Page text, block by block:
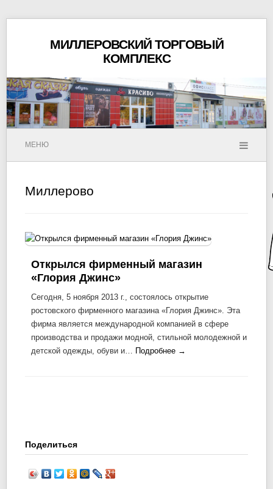
МИЛЛЕРОВСКИЙ ТОРГОВЫЙ
КОМПЛЕКС
МЕНЮ
Миллерово
Открылся фирменный магазин
«Глория Джинс»
Сегодня, 5 ноября 2013 г., состоялось открытие
ростовского фирменного магазина «Глория Джинс». Эта
фирма является международной компанией в сфере
производства и продажи модной, стильной молодежной и
детской одежды, обуви и… Подробнее →
Поделиться